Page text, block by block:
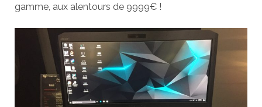
gamme, aux alentours de 9999€ !